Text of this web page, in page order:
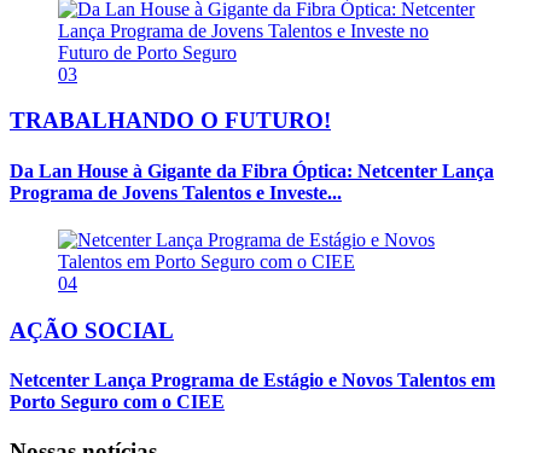
03
TRABALHANDO O FUTURO!
Da Lan House à Gigante da Fibra Óptica: Netcenter Lança
Programa de Jovens Talentos e Investe...
04
AÇÃO SOCIAL
Netcenter Lança Programa de Estágio e Novos Talentos em
Porto Seguro com o CIEE